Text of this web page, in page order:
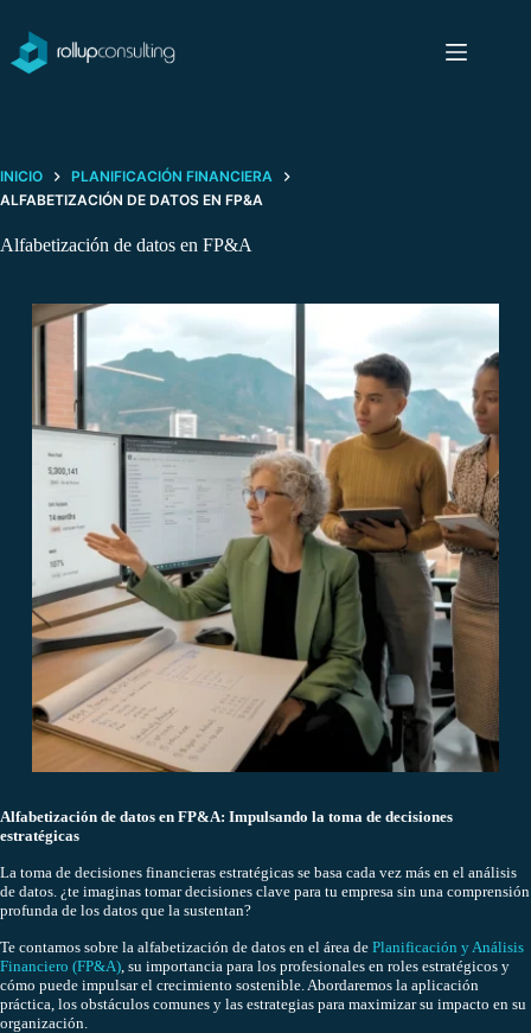
contenido
INICIO
PLANIFICACIÓN FINANCIERA
ALFABETIZACIÓN DE DATOS EN FP&A
Alfabetización de datos en FP&A
Alfabetización de datos en FP&A: Impulsando la toma de decisiones
estratégicas
La toma de decisiones financieras estratégicas se basa cada vez más en el análisis
de datos. ¿te imaginas tomar decisiones clave para tu empresa sin una comprensión
profunda de los datos que la sustentan?
Te contamos sobre la alfabetización de datos en el área de Planificación y Análisis
Financiero (FP&A) , su importancia para los profesionales en roles estratégicos y
cómo puede impulsar el crecimiento sostenible. Abordaremos la aplicación
práctica, los obstáculos comunes y las estrategias para maximizar su impacto en su
organización.